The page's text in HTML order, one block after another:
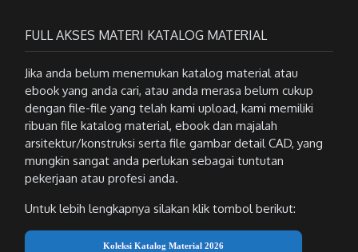
FULL AKSES MATERI KATALOG MATERIAL
Jika anda belum menemukan katalog material atau
ebook yang anda cari, atau anda merasa belum cukup
dengan file-file yang telah kami upload, kami memiliki
ribuan file katalog material, ebook dan majalah
arsitektur/konstruksi serta file gambar detail CAD, yang
mungkin sangat anda perlukan sebagai tuntutan
pekerjaan atau profesi anda.
Untuk lebih lengkapnya silakan klik tombol berikut:
Koleksi Katalog Material 2026